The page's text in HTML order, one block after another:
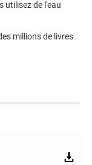
utilisez de l'eau
millions de livres